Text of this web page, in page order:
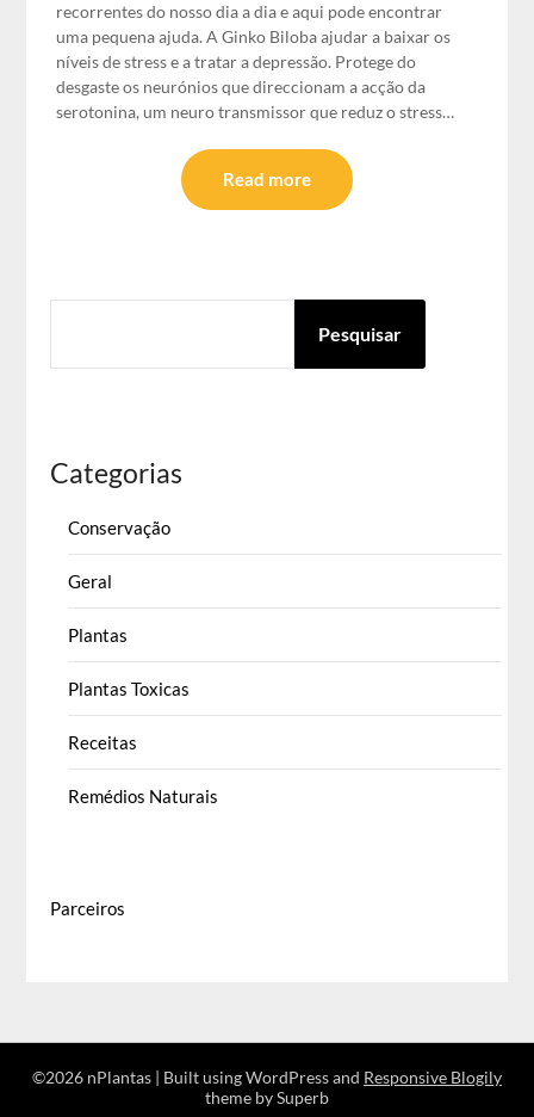
recorrentes do nosso dia a dia e aqui pode encontrar
uma pequena ajuda. A Ginko Biloba ajudar a baixar os
níveis de stress e a tratar a depressão. Protege do
desgaste os neurónios que direccionam a acção da
serotonina, um neuro transmissor que reduz o stress…
Read more
Pesquisar
Categorias
Conservação
Geral
Plantas
Plantas Toxicas
Receitas
Remédios Naturais
Parceiros
©2026 nPlantas | Built using WordPress and Responsive Blogily
theme by Superb